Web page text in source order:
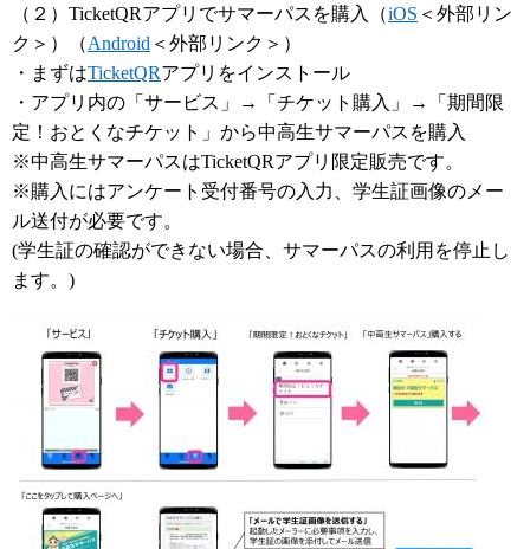
（２）TicketQRアプリでサマーパスを購入（iOS ＜外部リン
ク＞ ）（Android ＜外部リンク＞ ）
・まずはTicketQRアプリをインストール
・アプリ内の「サービス」→「チケット購入」→「期間限
定！おとくなチケット」から中高生サマーパスを購入
※中高生サマーパスはTicketQRアプリ限定販売です。
※購入にはアンケート受付番号の入力、学生証画像のメー
ル送付が必要です。
(学生証の確認ができない場合、サマーパスの利用を停止し
ます。)